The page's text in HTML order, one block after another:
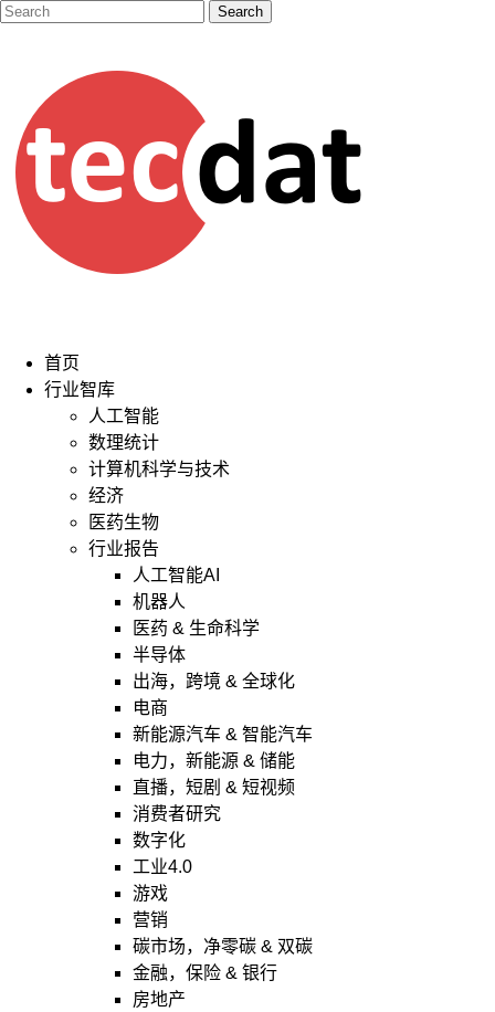
首页
行业智库
人工智能
数理统计
计算机科学与技术
经济
医药生物
行业报告
人工智能AI
机器人
医药 & 生命科学
半导体
出海，跨境 & 全球化
电商
新能源汽车 & 智能汽车
电力，新能源 & 储能
直播，短剧 & 短视频
消费者研究
数字化
工业4.0
游戏
营销
碳市场，净零碳 & 双碳
金融，保险 & 银行
房地产